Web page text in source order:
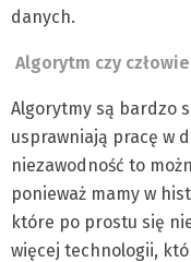
danych.
Algorytm czy
Algorytmy są bardzo
usprawniają pracę w
niezawodność to
ponieważ mamy w
które po prostu się
więcej technologii,